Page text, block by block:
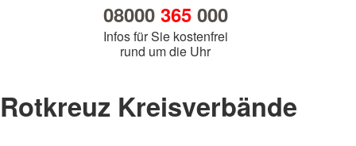
08000 365000
Infos für Sie kostenfrei
rund um die Uhr
Rotkreuz Kreisverbände